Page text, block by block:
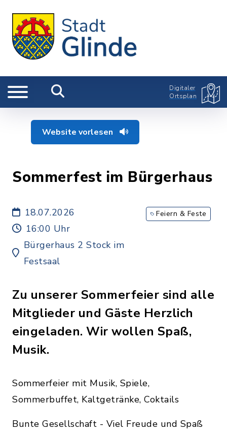
Digitaler
Ortsplan
Website vorlesen
Sommerfest im Bürgerhaus
18.07.2026
16:00 Uhr
Bürgerhaus 2 Stock im
Festsaal
Feiern & Feste
Zu unserer Sommerfeier sind alle
Mitglieder und Gäste Herzlich
eingeladen. Wir wollen Spaß,
Musik.
Sommerfeier mit Musik, Spiele,
Sommerbuffet, Kaltgetränke, Coktails
Bunte Gesellschaft - Viel Freude und Spaß